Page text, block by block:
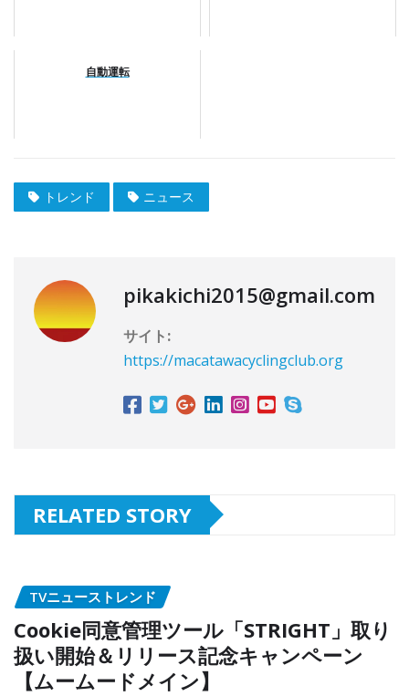
自動運転
トレンド ニュース
pikakichi2015@gmail.com
サイト:
https://macatawacyclingclub.org
RELATED STORY
TVニューストレンド
Cookie同意管理ツール「STRIGHT」取り
扱い開始＆リリース記念キャンペーン
【ムームードメイン】